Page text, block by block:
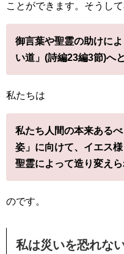
ことができます。そうし
御言葉や聖霊の助けに
い道」(詩編23編3節)へ
私たちは
私たち人間の本来ある
姿」に向けて、イエス
聖霊によって造り変えら
のです。
私は災いを恐れな